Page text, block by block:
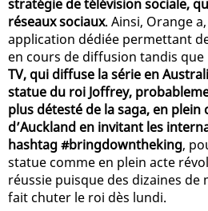
stratégie de télévision sociale,
réseaux sociaux. Ainsi, Orange
application dédiée permettant
en cours de diffusion tandis que
TV, qui diffuse la série en
statue du roi Joffrey,
plus détesté de la saga, en plein
d’Auckland en invitant les
hashtag #bringdowntheking,
statue comme en plein acte
réussie puisque des dizaines
fait chuter le roi dès lundi.